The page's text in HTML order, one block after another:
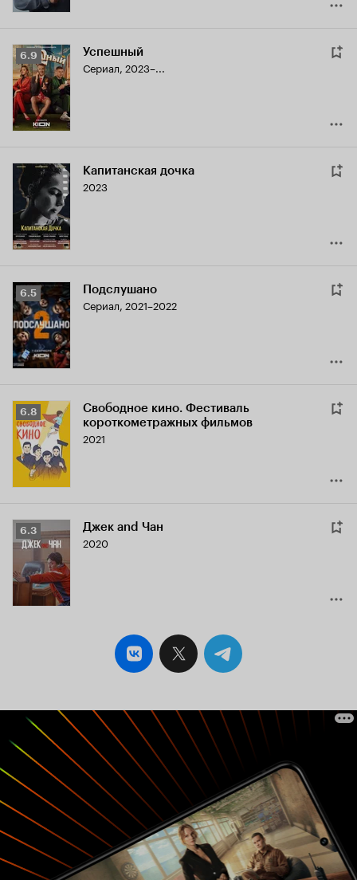
Рейтинг
Кинопоиска
6.9
6.9 Успешный
Сериал, 2023–...
Капитанская дочка
2023
Рейтинг
Кинопоиска
6.5
6.5 Подслушано
Сериал, 2021–2022
Рейтинг
Кинопоиска
6.8
6.8
Свободное кино. Фестиваль
короткометражных фильмов
2021
Рейтинг
Кинопоиска
6.3
6.3 Джек and Чан
2020